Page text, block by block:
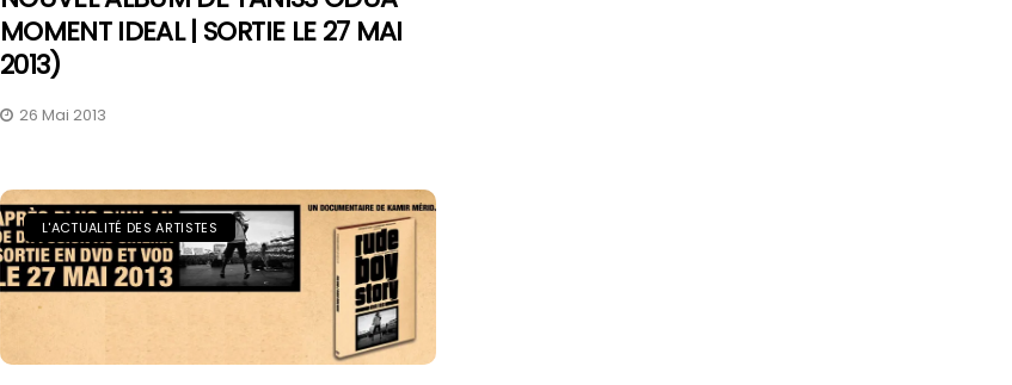
MOMENT IDEAL | SORTIE LE 27 MAI
2013)
26 Mai 2013
L'ACTUALITÉ DES ARTISTES